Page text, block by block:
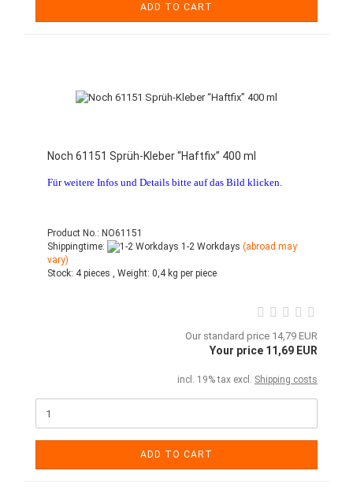
ADD TO CART
Noch 61151 Sprüh-Kleber “Haftfix” 400 ml
Für weitere Infos und Details bitte auf das Bild klicken.
Product No.: NO61151
Shippingtime:
1-2 Workdays (abroad may
vary)
Stock: 4 pieces , Weight: 0,4kg per piece
Our standard price 14,79 EUR
Your price 11,69 EUR
incl. 19% tax excl. Shipping costs
ADD TO CART